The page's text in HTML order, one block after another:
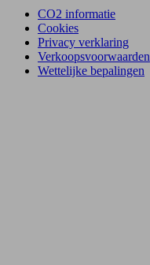
CO2 informatie
Cookies
Privacy verklaring
Verkoopsvoorwaarden
Wettelijke bepalingen